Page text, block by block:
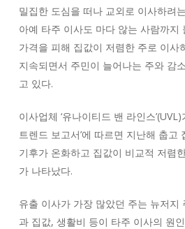
밀집한 도심을 떠나 교외로 이사하려
아예 타주 이사도 마다 않는 사람까지
가격을 피해 집값이 저렴한 주로 이사
지속되면서 주민이 늘어나는 주와 감
고 있다.
이사업체 ‘유나이티드 밴 라인스
트렌드 보고서’에 따르면 지난해 춥고
기후가 온화하고 집값이 비교적 저렴
가 나타났다.
유출 이사가 가장 많았던 주는 뉴저지
과 집값, 생활비 등이 타주 이사의 원